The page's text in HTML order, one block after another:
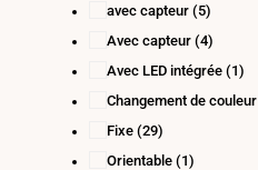
avec capteur (5)
Avec capteur (4)
Avec LED intégrée (1)
Changement de couleur
Fixe (29)
Orientable (1)